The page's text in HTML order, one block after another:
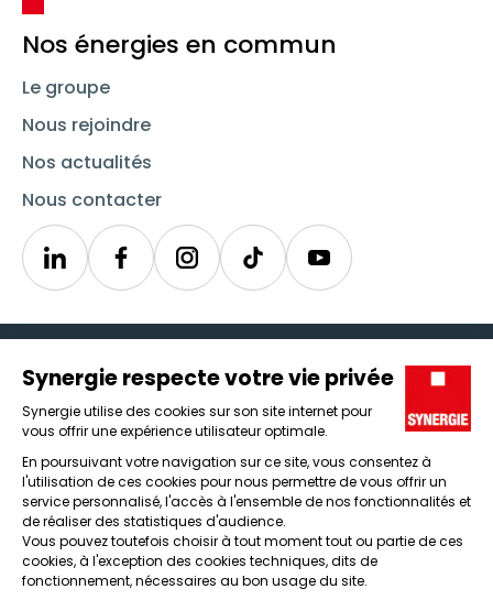
Nos énergies en commun
Le groupe
Nous rejoindre
Nos actualités
Nous contacter
LinkedinSynergieInstagramTikTok Youtube
Icône d'illustration
Candidats
Entreprises
Icône d'illustration
Nos agences
Icône d'illustration
Conditions générales d'utilisation et mentions légales
Protection des données
Lanceur d'alertes